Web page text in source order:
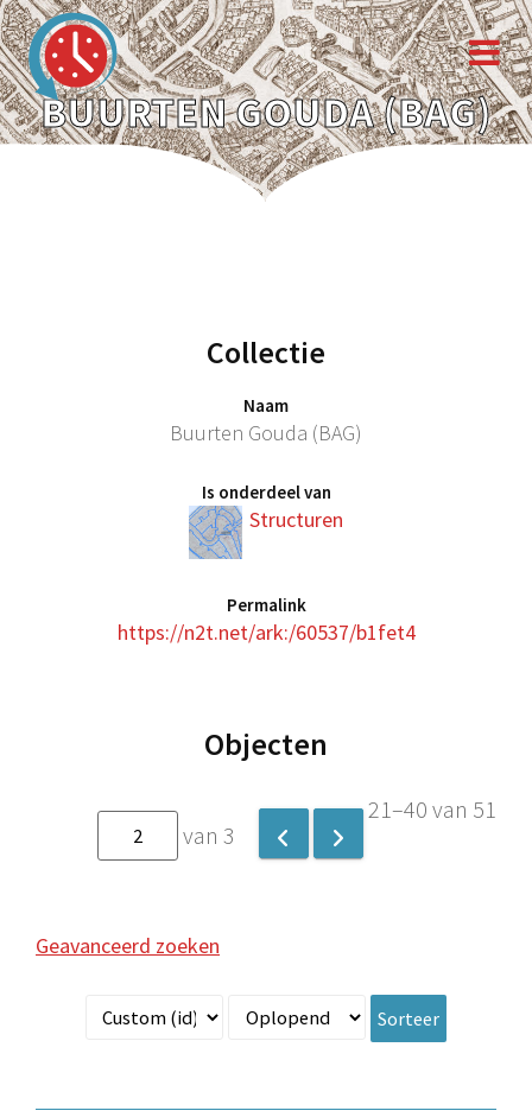
BUURTEN GOUDA (BAG)
Collectie
Naam
Buurten Gouda (BAG)
Is onderdeel van
Structuren
Permalink
https://n2t.net/ark:/60537/b1fet4
Objecten
van 3
21–40 van 51
Geavanceerd zoeken
Sorteer